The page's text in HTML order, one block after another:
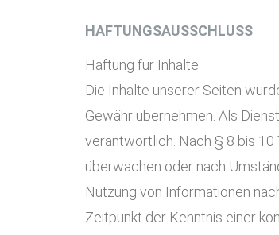
HAFTUNGSAUSSCHLUSS
Haftung für Inhalte
Die Inhalte unserer Seiten
Gewähr übernehmen. Als
verantwortlich. Nach § 8 bis
überwachen oder nach
Nutzung von Informationen
Zeitpunkt der Kenntnis einer
Peniger Straße 57